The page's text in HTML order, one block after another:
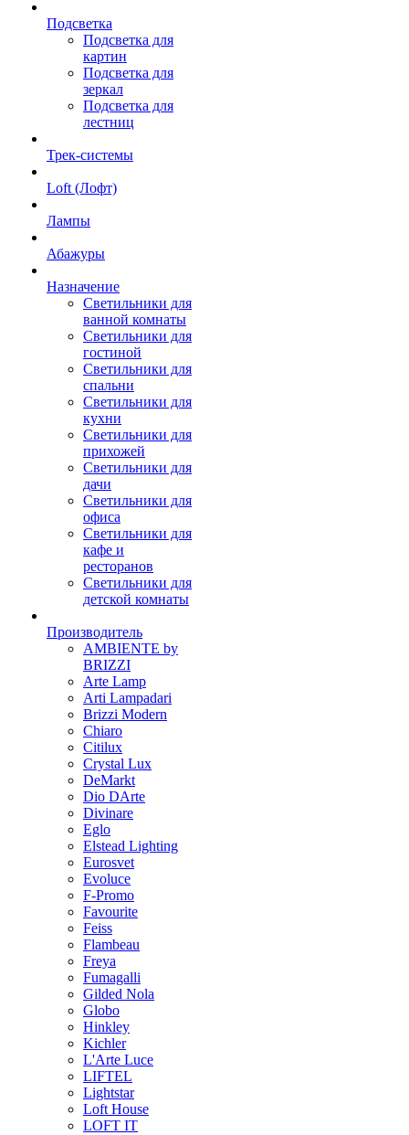
Подсветка
Подсветка для
картин
Подсветка для
зеркал
Подсветка для
лестниц
Трек-системы
Loft (Лофт)
Лампы
Абажуры
Назначение
Светильники для
ванной комнаты
Светильники для
гостиной
Светильники для
спальни
Светильники для
кухни
Светильники для
прихожей
Светильники для
дачи
Светильники для
офиса
Светильники для
кафе и
ресторанов
Светильники для
детской комнаты
Производитель
AMBIENTE by
BRIZZI
Arte Lamp
Arti Lampadari
Brizzi Modern
Chiaro
Citilux
Crystal Lux
DeMarkt
Dio DArte
Divinare
Eglo
Elstead Lighting
Eurosvet
Evoluce
F-Promo
Favourite
Feiss
Flambeau
Freya
Fumagalli
Gilded Nola
Globo
Hinkley
Kichler
L'Arte Luce
LIFTEL
Lightstar
Loft House
LOFT IT